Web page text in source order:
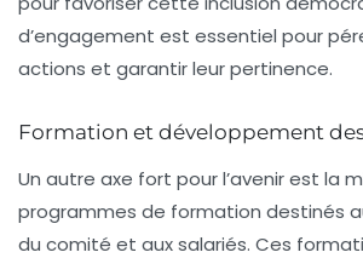
d’engagement est essentiel pour
actions et garantir leur pertinence.
Formation et développement
Un autre axe fort pour l’avenir est la
programmes de formation destinés
du comité et aux salariés. Ces